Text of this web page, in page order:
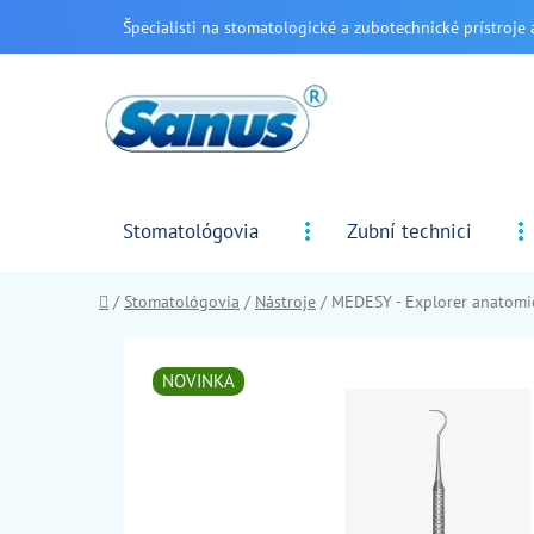
Špecialisti na stomatologické a zubotechnické prístroje
Stomatológovia Zubní technici
Domov
/ Stomatológovia / Nástroje / MEDESY - Explorer
NOVINKA